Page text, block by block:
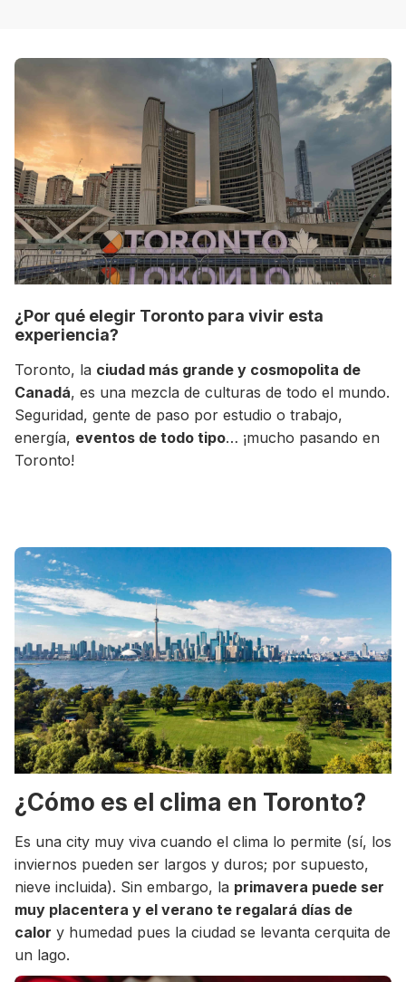
Estudia Desarrollo Web en Toronto
+30 Summer English for Professionals en
Melbourne
¿Por qué elegir Toronto para vivir esta
experiencia?
Toronto, la ciudad más grande y cosmopolita de
Canadá, es una mezcla de culturas de todo el mundo.
Seguridad, gente de paso por estudio o trabajo,
energía, eventos de todo tipo… ¡mucho pasando en
Toronto!
¿Cómo es el clima en Toronto?
Es una city muy viva cuando el clima lo permite (sí, los
inviernos pueden ser largos y duros; por supuesto,
nieve incluida). Sin embargo, la primavera puede ser
muy placentera y el verano te regalará días de
calor y humedad pues la ciudad se levanta cerquita de
un lago.